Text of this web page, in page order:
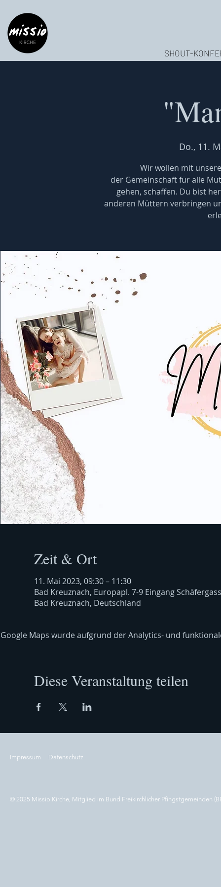
SHOUT-
Do., 11.
Wir wollen mit
der Gemeinschaft für alle
gehen, schaffen. Du bist
anderen Müttern verbringen
Zeit & Ort
11. Mai 2023, 09:30 – 11:30
Bad Kreuznach, Europapl. 7-9 Eingang
Bad Kreuznach, Deutschland
Google Maps wurde aufgrund der Analytics- und
Diese Veranstaltung teilen
Impressum Datenschutz
© 2025 Missio Kirche, Mitglied im Bund Freikirchlicher Pfingstgemeinden